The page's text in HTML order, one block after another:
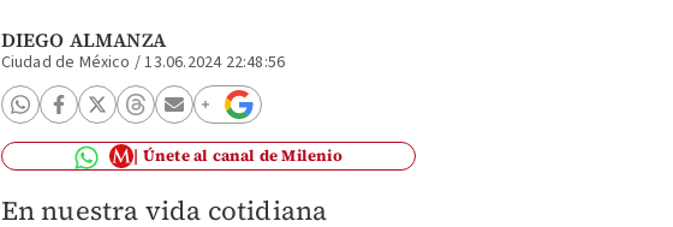
DIEGO ALMANZA
Ciudad de México /13.06.2024 22:48:56
Únete al canal de Milenio
En nuestra vida cotidiana